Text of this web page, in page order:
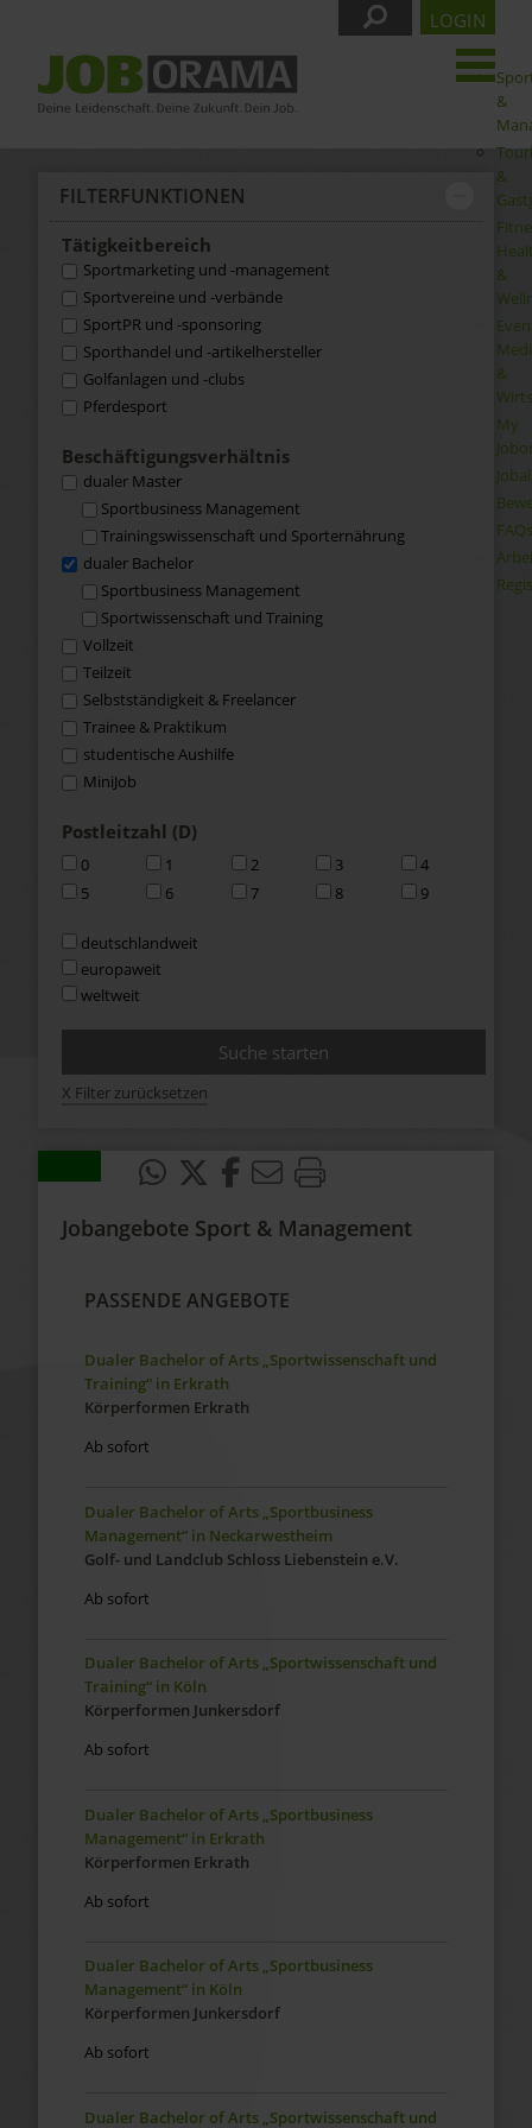
&
&
&
&
My
FAQs
LOGIN
FILTER­FUNKTIONEN
Tätigkeit­bereich
Sportmarketing und -management
Sportvereine und -verbände
SportPR und -sponsoring
Sporthandel und -artikelhersteller
Golfanlagen und -clubs
Pferdesport
Beschäftigungs­verhältnis
dualer Master
Sportbusiness Management
Trainingswissenschaft und Sporternährung
dualer Bachelor
Sportbusiness Management
Sportwissenschaft und Training
Vollzeit
Teilzeit
Selbstständigkeit & Freelancer
Trainee & Praktikum
studentische Aushilfe
MiniJob
Postleitzahl (D)
0 1 2 3
4
5
6 7 8 9
deutschlandweit
europaweit
weltweit
X Filter zurücksetzen
Jobangebote Sport & Management
PASSENDE ANGEBOTE
Dualer Bachelor of Arts „Sportwissenschaft und
Training“ in Erkrath
Körperformen Erkrath
Ab sofort
Dualer Bachelor of Arts „Sportbusiness
Management“ in Neckarwestheim
Golf- und Landclub Schloss Liebenstein e.V.
Ab sofort
Dualer Bachelor of Arts „Sportwissenschaft und
Training“ in Köln
Körperformen Junkersdorf
Ab sofort
Dualer Bachelor of Arts „Sportbusiness
Management“ in Erkrath
Körperformen Erkrath
Ab sofort
Dualer Bachelor of Arts „Sportbusiness
Management“ in Köln
Körperformen Junkersdorf
Ab sofort
Dualer Bachelor of Arts „Sportwissenschaft und